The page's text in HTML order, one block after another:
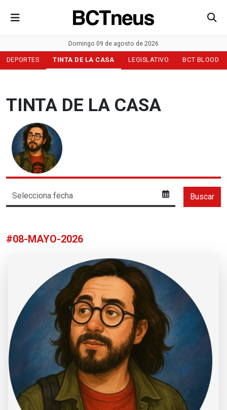
Domingo 09 de agosto de 2026
DEPORTES TINTA DE LA CASA LEGISLATIVO BCT BLOOD
TINTA DE LA CASA
#08-MAYO-2026